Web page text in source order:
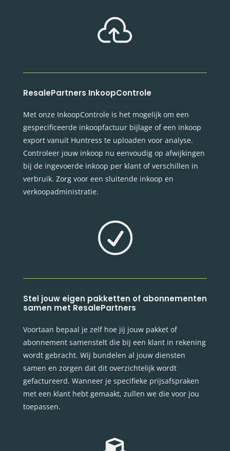

ResalePartners InkoopControle
Met onze InkoopControle is het mogelijk om een
gespecificeerde inkoopfactuur bijlage of een inkoop
export vanuit Huntress te uploaden voor analyse.
Controleer jouw inkoop nu eenvoudig op afwijkingen
bij de ingevoerde inkoop per klant of verschillen in
verbruik. Zorg voor een sluitende inkoop en
verkoopadministratie.
R
Stel jouw eigen pakketten of abonnementen
samen met ResalePartners
Voortaan bepaal je zelf hoe jij jouw pakket of
abonnement samenstelt die bij een klant in rekening
wordt gebracht. Wij bundelen al jouw diensten
samen en zorgen dat dit overzichtelijk wordt
gefactureerd. Wanneer je specifieke prijsafspraken
met een klant hebt gemaakt, zullen we die voor jou
toepassen.